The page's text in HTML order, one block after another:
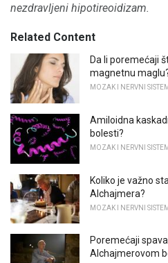
nezdravljeni hipotireoidizam.
Related Content
Da li poremećaji
magnetnu
MOZAK I NERVNI SISTEM
Amiloidna
bolesti?
MOZAK I NERVNI SISTEM
Koliko je važno
Alchajmera?
MOZAK I NERVNI SISTEM
Poremećaji
Alchajmerovom